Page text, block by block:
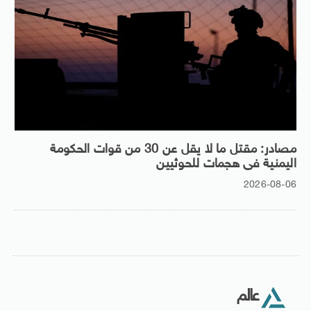
مصادر: مقتل ما لا يقل عن 30 من قوات الحكومة
اليمنية فى هجمات للحوثيين
2026-08-06
عالم